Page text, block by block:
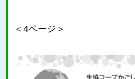
＜4ページ＞